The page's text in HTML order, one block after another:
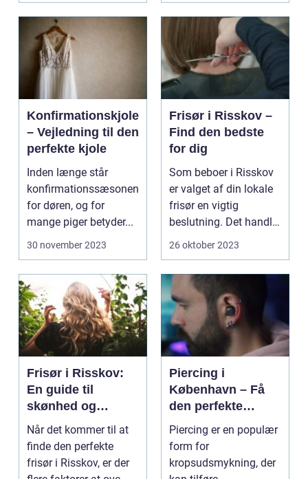
Konfirmationskjole
– Vejledning til den
perfekte kjole
Inden længe står
konfirmationssæsonen
for døren, og for
mange piger betyder...
30 november 2023
Frisør i Risskov –
Find den bedste
for dig
Som beboer i Risskov
er valget af din lokale
frisør en vigtig
beslutning. Det handler
om mere...
26 oktober 2023
Frisør i Risskov:
En guide til
skønhed og
velvære
Når det kommer til at
finde den perfekte
frisør i Risskov, er der
Piercing i
København – Få
den perfekte
kropsudsmykning
Piercing er en populær
form for
kropsudsmykning, der